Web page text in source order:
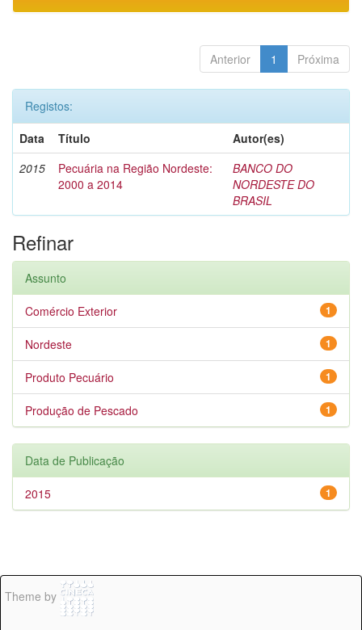
Anterior 1 Próxima
Registos:
Data
Título
Autor(es)
2015
Pecuária na Região Nordeste:
2000 a 2014
BANCO DO
NORDESTE DO
BRASIL
Refinar
Assunto
1
Comércio Exterior
1
Nordeste
1
Produto Pecuário
1
Produção de Pescado
Data de Publicação
1
2015
Theme by